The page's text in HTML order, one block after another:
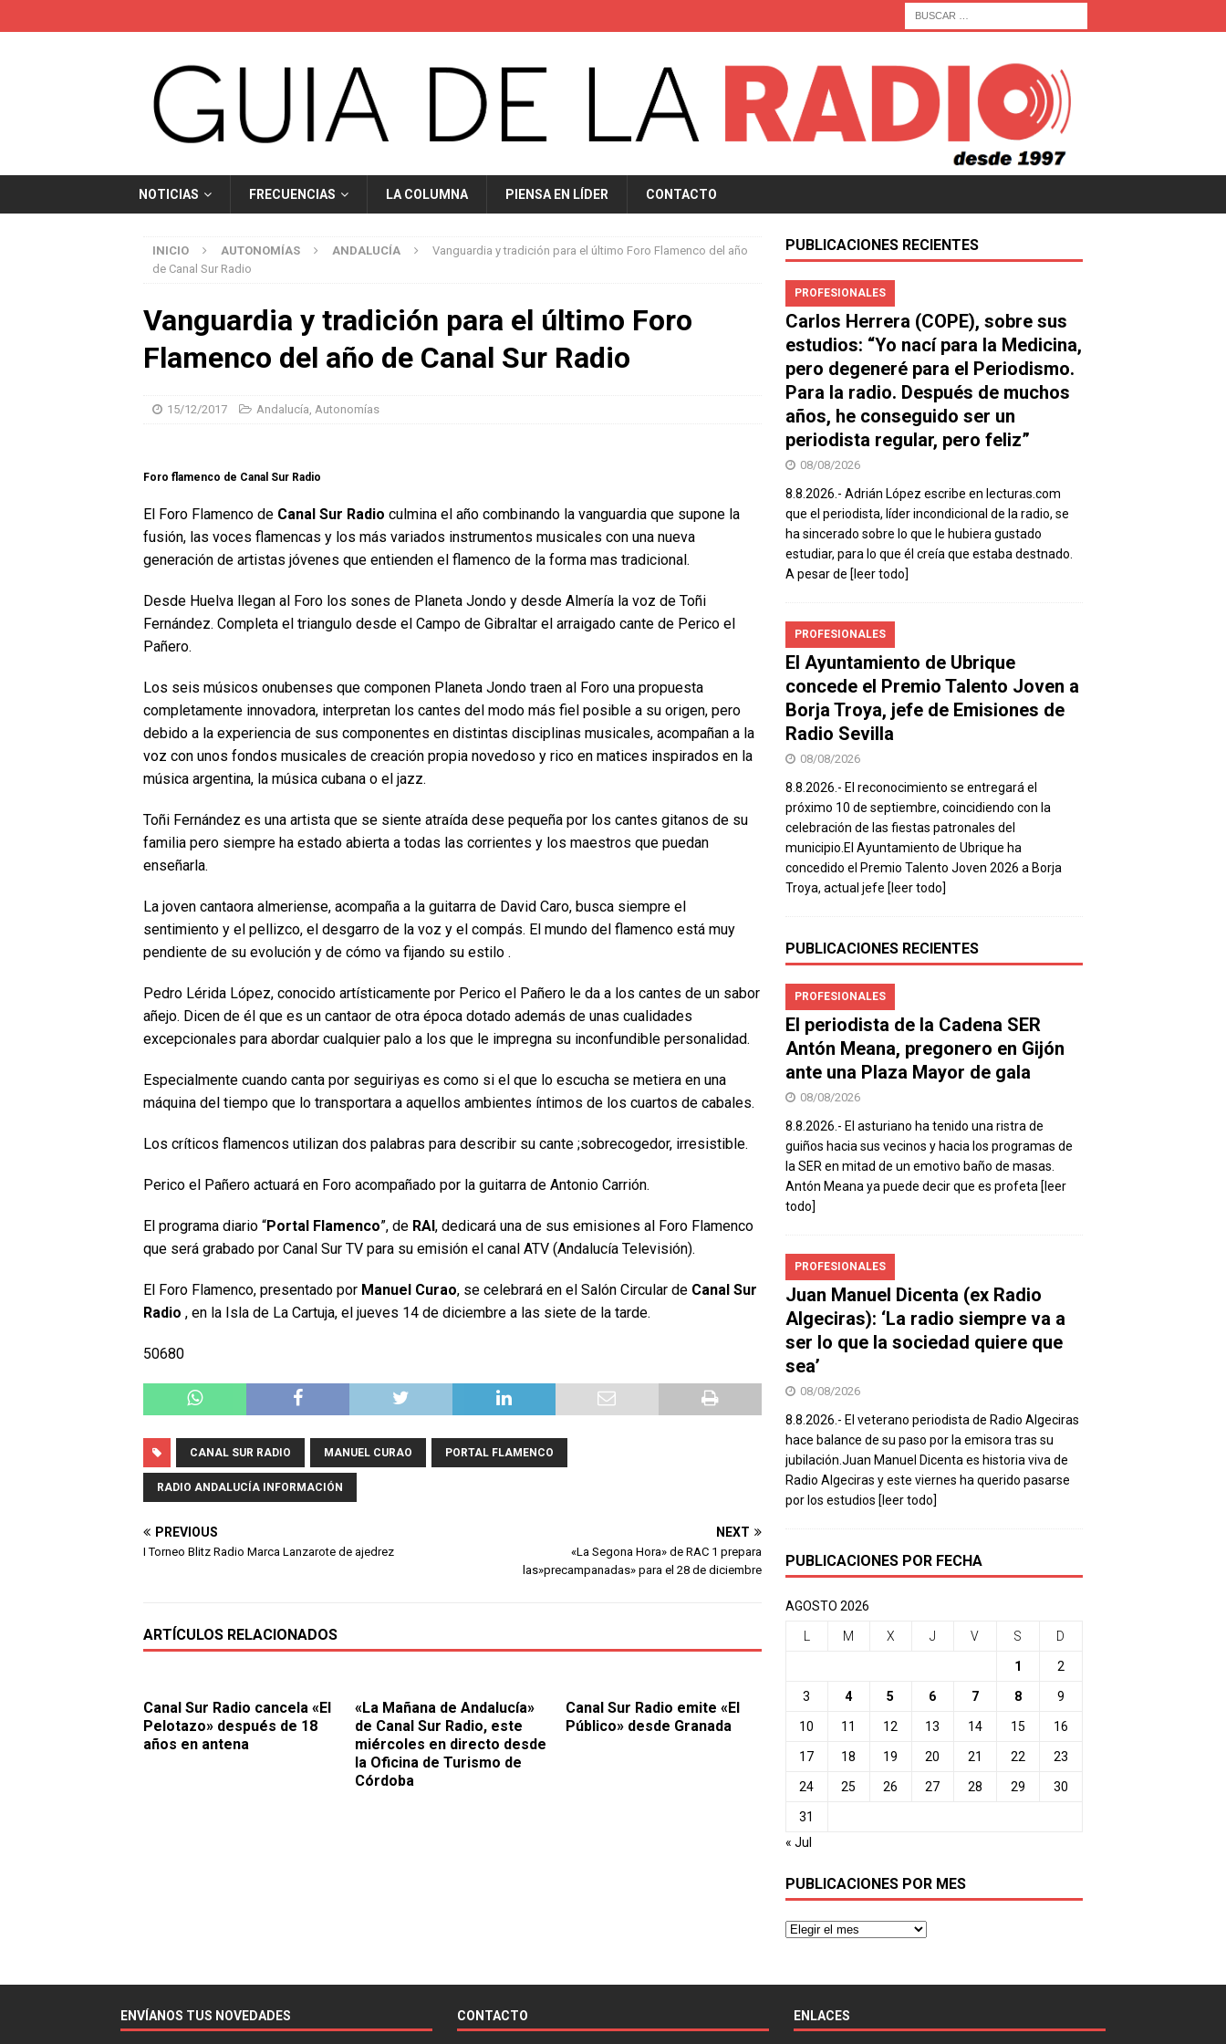
NOTICIAS FRECUENCIAS LA COLUMNA PIENSA EN LÍDER CONTACTO
INICIO AUTONOMÍAS ANDALUCÍA
Vanguardia y tradición para el último Foro Flamenco del año
de Canal Sur Radio
Vanguardia y tradición para el último Foro
Flamenco del año de Canal Sur Radio
15/12/2017 Andalucía Autonomías
Foro flamenco de Canal Sur Radio
El Foro Flamenco de Canal Sur Radio culmina el año combinando la vanguardia que supone la
fusión, las voces flamencas y los más variados instrumentos musicales con una nueva
generación de artistas jóvenes que entienden el flamenco de la forma mas tradicional.
Desde Huelva llegan al Foro los sones de Planeta Jondo y desde Almería la voz de Toñi
Fernández. Completa el triangulo desde el Campo de Gibraltar el arraigado cante de Perico el
Pañero.
Los seis músicos onubenses que componen Planeta Jondo traen al Foro una propuesta
completamente innovadora, interpretan los cantes del modo más fiel posible a su origen, pero
debido a la experiencia de sus componentes en distintas disciplinas musicales, acompañan a la
voz con unos fondos musicales de creación propia novedoso y rico en matices inspirados en la
música argentina, la música cubana o el jazz.
Toñi Fernández es una artista que se siente atraída dese pequeña por los cantes gitanos de su
familia pero siempre ha estado abierta a todas las corrientes y los maestros que puedan
enseñarla.
La joven cantaora almeriense, acompaña a la guitarra de David Caro, busca siempre el
sentimiento y el pellizco, el desgarro de la voz y el compás. El mundo del flamenco está muy
pendiente de su evolución y de cómo va fijando su estilo .
Pedro Lérida López, conocido artísticamente por Perico el Pañero le da a los cantes de un sabor
añejo. Dicen de él que es un cantaor de otra época dotado además de unas cualidades
excepcionales para abordar cualquier palo a los que le impregna su inconfundible personalidad.
Especialmente cuando canta por seguiriyas es como si el que lo escucha se metiera en una
máquina del tiempo que lo transportara a aquellos ambientes íntimos de los cuartos de cabales.
Los críticos flamencos utilizan dos palabras para describir su cante ;sobrecogedor, irresistible.
Perico el Pañero actuará en Foro acompañado por la guitarra de Antonio Carrión.
El programa diario “Portal Flamenco”, de RAI, dedicará una de sus emisiones al Foro Flamenco
que será grabado por Canal Sur TV para su emisión el canal ATV (Andalucía Televisión).
El Foro Flamenco, presentado por Manuel Curao, se celebrará en el Salón Circular de Canal Sur
Radio , en la Isla de La Cartuja, el jueves 14 de diciembre a las siete de la tarde.
50680
CANAL SUR RADIO MANUEL CURAO PORTAL FLAMENCO
RADIO ANDALUCÍA INFORMACIÓN
PREVIOUS
I Torneo Blitz Radio Marca Lanzarote de ajedrez
NEXT
«La Segona Hora» de RAC 1 prepara
las»precampanadas» para el 28 de diciembre
ARTÍCULOS RELACIONADOS
Canal Sur Radio cancela «El
Pelotazo» después de 18
años en antena
«La Mañana de Andalucía»
de Canal Sur Radio, este
miércoles en directo desde
la Oficina de Turismo de
Córdoba
Canal Sur Radio emite «El
Público» desde Granada
PUBLICACIONES RECIENTES
PROFESIONALES
Carlos Herrera (COPE), sobre sus
estudios: “Yo nací para la Medicina,
pero degeneré para el Periodismo.
Para la radio. Después de muchos
años, he conseguido ser un
periodista regular, pero feliz”
08/08/2026
8.8.2026.- Adrián López escribe en lecturas.com
que el periodista, líder incondicional de la radio, se
ha sincerado sobre lo que le hubiera gustado
estudiar, para lo que él creía que estaba destnado.
A pesar de [leer todo]
PROFESIONALES
El Ayuntamiento de Ubrique
concede el Premio Talento Joven a
Borja Troya, jefe de Emisiones de
Radio Sevilla
08/08/2026
8.8.2026.- El reconocimiento se entregará el
próximo 10 de septiembre, coincidiendo con la
celebración de las fiestas patronales del
municipio.El Ayuntamiento de Ubrique ha
concedido el Premio Talento Joven 2026 a Borja
Troya, actual jefe [leer todo]
PUBLICACIONES RECIENTES
PROFESIONALES
El periodista de la Cadena SER
Antón Meana, pregonero en Gijón
ante una Plaza Mayor de gala
08/08/2026
8.8.2026.- El asturiano ha tenido una ristra de
guiños hacia sus vecinos y hacia los programas de
la SER en mitad de un emotivo baño de masas.
Antón Meana ya puede decir que es profeta [leer
todo]
PROFESIONALES
Juan Manuel Dicenta (ex Radio
Algeciras): ‘La radio siempre va a
ser lo que la sociedad quiere que
sea’
08/08/2026
8.8.2026.- El veterano periodista de Radio Algeciras
hace balance de su paso por la emisora tras su
jubilación.Juan Manuel Dicenta es historia viva de
Radio Algeciras y este viernes ha querido pasarse
por los estudios [leer todo]
PUBLICACIONES POR FECHA
AGOSTO 2026
L M X J V S D
1 2
3 4 5 6 7 8 9
10 11 12 13 14 15 16
17 18 19 20 21 22 23
24 25 26 27 28 29 30
31
« Jul
PUBLICACIONES POR MES
ENVÍANOS TUS NOVEDADES CONTACTO ENLACES